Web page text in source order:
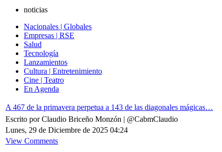
noticias
Nacionales | Globales
Empresas | RSE
Salud
Tecnología
Lanzamientos
Cultura | Entretenimiento
Cine | Teatro
En Agenda
A 467 de la primavera perpetua a 143 de las diagonales mágicas…
Escrito por Claudio Briceño Monzón | @CabmClaudio
Lunes, 29 de Diciembre de 2025 04:24
View Comments